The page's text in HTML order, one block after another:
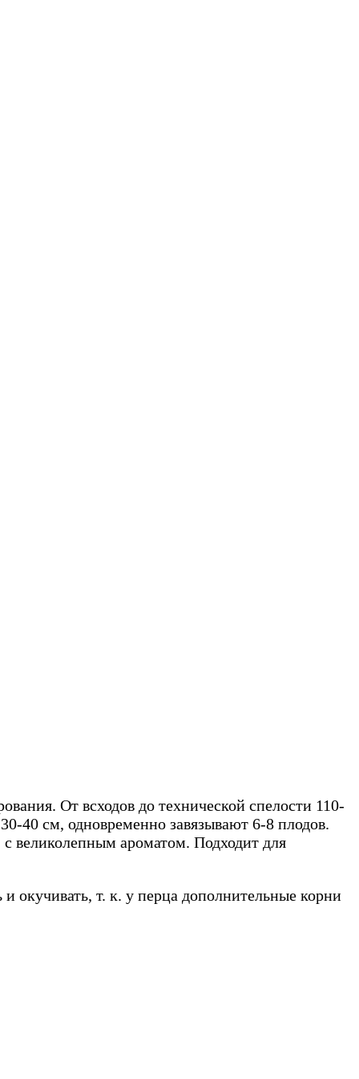
От всходов до технической спелости 110-
40 см, одновременно завязывают 6-8 плодов.
великолепным ароматом. Подходит для
окучивать, т. к. у перца дополнительные корни